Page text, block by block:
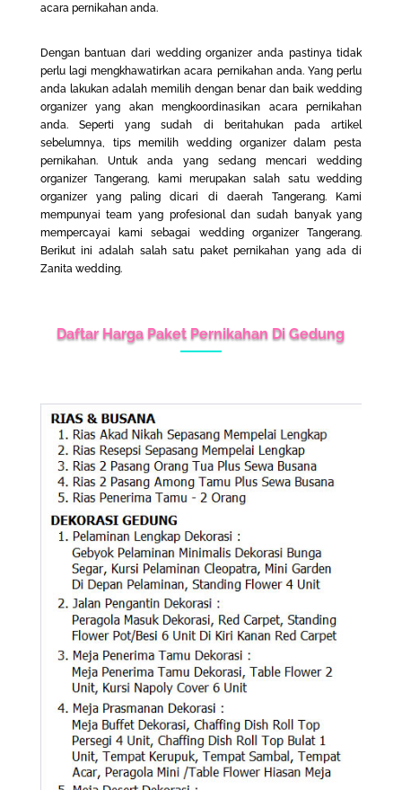
acara pernikahan anda.
Dengan bantuan dari wedding organizer anda pastinya tidak
perlu lagi mengkhawatirkan acara pernikahan anda. Yang perlu
anda lakukan adalah memilih dengan benar dan baik wedding
organizer yang akan mengkoordinasikan acara pernikahan
anda. Seperti yang sudah di beritahukan pada artikel
sebelumnya, tips memilih wedding organizer dalam pesta
pernikahan. Untuk anda yang sedang mencari wedding
organizer Tangerang, kami merupakan salah satu wedding
organizer yang paling dicari di daerah Tangerang. Kami
mempunyai team yang profesional dan sudah banyak yang
mempercayai kami sebagai wedding organizer Tangerang.
Berikut ini adalah salah satu paket pernikahan yang ada di
Zanita wedding.
Daftar HargaPaket Pernikahan Di Gedung